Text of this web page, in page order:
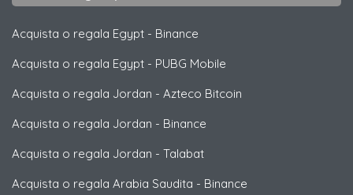
Acquista o regala Egypt - Binance
Acquista o regala Egypt - PUBG Mobile
Acquista o regala Jordan - Azteco Bitcoin
Acquista o regala Jordan - Binance
Acquista o regala Jordan - Talabat
Acquista o regala Arabia Saudita - Binance